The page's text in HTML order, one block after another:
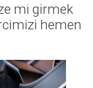
mi girmek
hemen